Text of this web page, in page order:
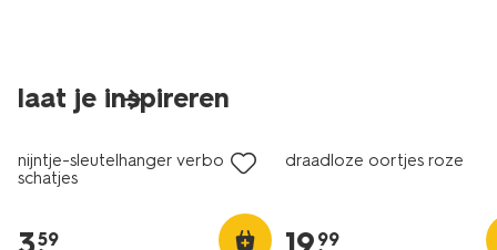
laat je inspireren
nieuw
nijntje-sleutelhanger verborgen
schatjes
59
draadloze oortjes roze
99